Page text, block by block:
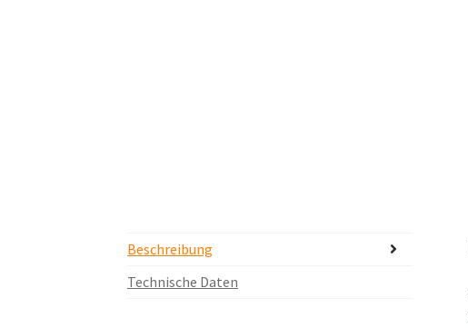
Beschreibung
Technische Daten